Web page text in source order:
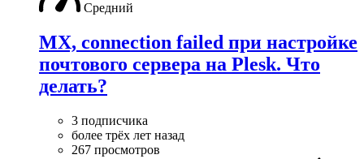
Средний
MX, connection failed при настройке
почтового сервера на Plesk. Что
делать?
3 подписчика
более трёх лет назад
267 просмотров